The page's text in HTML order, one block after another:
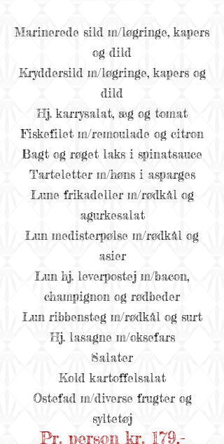
Marinerede sild m/løgringe, kapers
og dild
Kryddersild m/løgringe, kapers og
dild
Hj. karrysalat, æg og tomat
Fiskefilet m/remoulade og citron
Bagt og røget laks i spinatsauce
Tarteletter m/høns i asparges
Lune frikadeller m/rødkål og
agurkesalat
Lun medisterpølse m/rødkål og
asier
Lun hj. leverpostej m/bacon,
champignon og rødbeder
Lun ribbensteg m/rødkål og surt
Hj. lasagne m/oksefars
Salater
Kold kartoffelsalat
Ostefad m/diverse frugter og
syltetøj
Pr. personkr. 179,-